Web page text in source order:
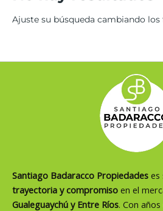
Ajuste su búsqueda cambiando los
Santiago Badaracco Propiedades es
trayectoria y compromiso en el
Gualeguaychú y Entre Ríos. Con